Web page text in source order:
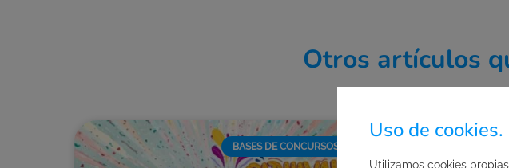
Otros artículos
BASES DE CONCURSOS
Uso de cookies.
Utilizamos cookies